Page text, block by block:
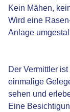
Kein Mähen,
Wird eine
Anlage
Der Vermittler
einmalige
sehen und
Eine